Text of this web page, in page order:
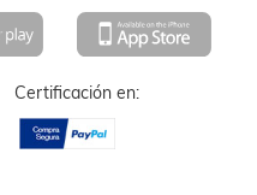
Certificación en: